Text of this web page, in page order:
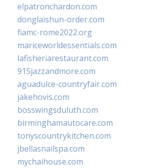
elpatronchardon.com
donglaishun-order.com
fiamc-rome2022.org
mariceworldessentials.com
lafisheriarestaurant.com
915jazzandmore.com
aguadulce-countryfair.com
jakehovis.com
bosswingsduluth.com
birminghamautocare.com
tonyscountrykitchen.com
jbellasnailspa.com
mychaihouse.com